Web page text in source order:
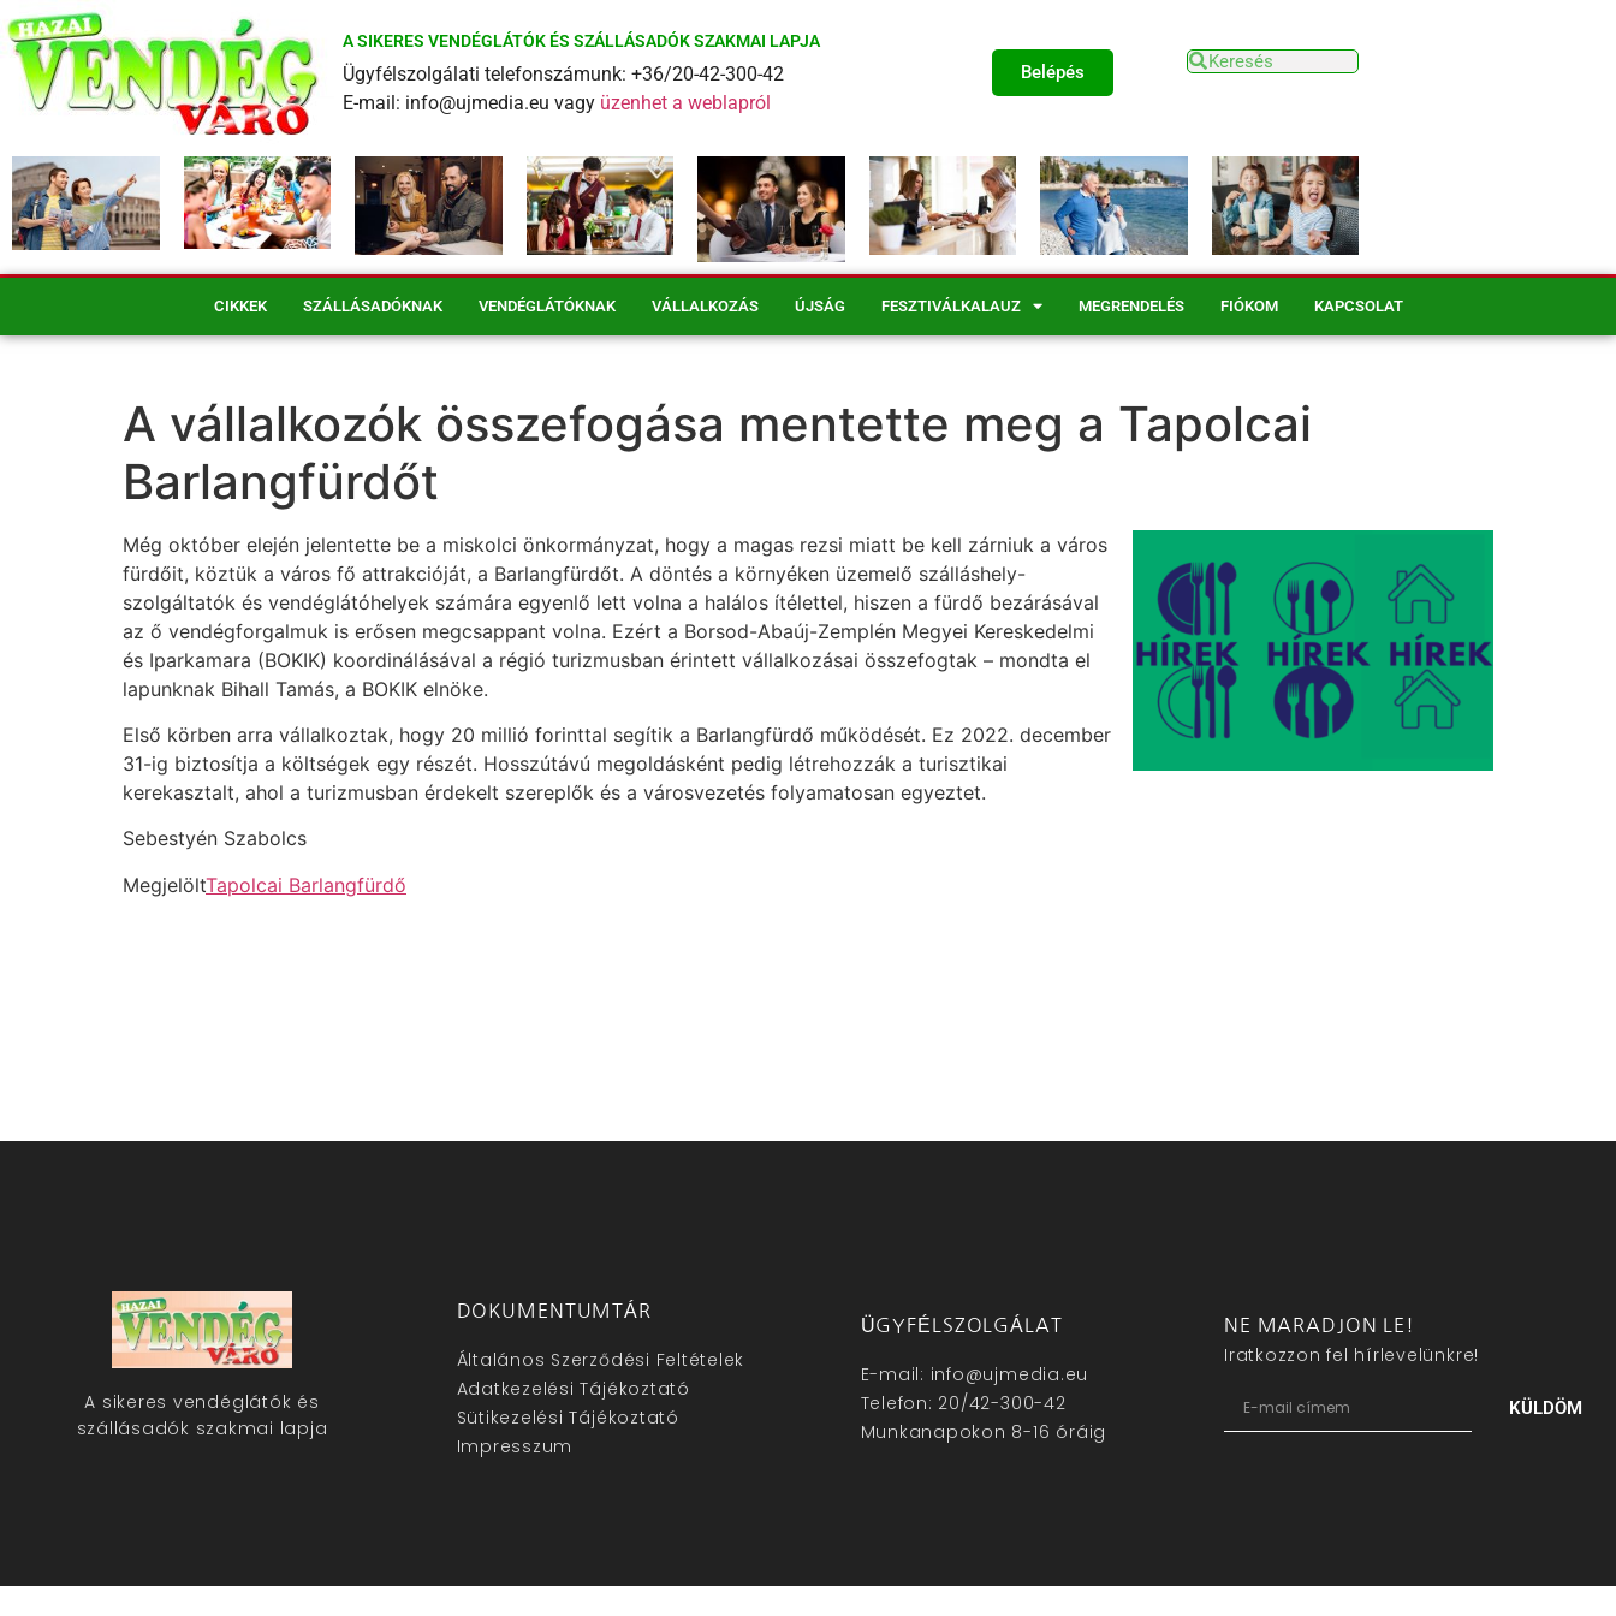
A SIKERES VENDÉGLÁTÓK ÉS SZÁLLÁSADÓK SZAKMAI LAPJA
Ügyfélszolgálati telefonszámunk: +36/20-42-300-42
E-mail: info@ujmedia.eu vagy üzenhet a weblapról
Belépés
CIKKEK SZÁLLÁSADÓKNAK VENDÉGLÁTÓKNAK VÁLLALKOZÁS ÚJSÁG FESZTIVÁLKALAUZ MEGRENDELÉS FIÓKOM KAPCSOLAT
A vállalkozók összefogása mentette meg a Tapolcai
Barlangfürdőt
Még október elején jelentette be a miskolci önkormányzat, hogy a magas rezsi miatt be kell zárniuk a város
fürdőit, köztük a város fő attrakcióját, a Barlangfürdőt. A döntés a környéken üzemelő szálláshely-
szolgáltatók és vendéglátóhelyek számára egyenlő lett volna a halálos ítélettel, hiszen a fürdő bezárásával
az ő vendégforgalmuk is erősen megcsappant volna. Ezért a Borsod-Abaúj-Zemplén Megyei Kereskedelmi
és Iparkamara (BOKIK) koordinálásával a régió turizmusban érintett vállalkozásai összefogtak – mondta el
lapunknak Bihall Tamás, a BOKIK elnöke.
Első körben arra vállalkoztak, hogy 20 millió forinttal segítik a Barlangfürdő működését. Ez 2022. december
31-ig biztosítja a költségek egy részét. Hosszútávú megoldásként pedig létrehozzák a turisztikai
kerekasztalt, ahol a turizmusban érdekelt szereplők és a városvezetés folyamatosan egyeztet.
Sebestyén Szabolcs
MegjelöltTapolcai Barlangfürdő
A sikeres vendéglátók és
szállásadók szakmai lapja
DOKUMENTUMTÁR
Általános Szerződési Feltételek
Adatkezelési Tájékoztató
Sütikezelési Tájékoztató
Impresszum
ÜGYFÉLSZOLGÁLAT
E-mail: info@ujmedia.eu
Telefon: 20/42-300-42
Munkanapokon 8-16 óráig
NE MARADJON LE!
Iratkozzon fel hírlevelünkre!
KÜLDÖM